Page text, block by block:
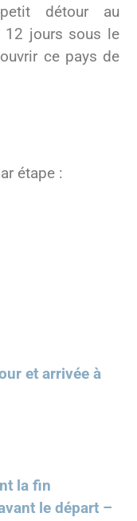
détour au
12 jours sous le
ce pays de
étape :
et arrivée à
la fin
le départ –